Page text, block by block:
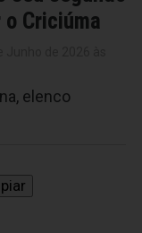
Criciúma
elenco